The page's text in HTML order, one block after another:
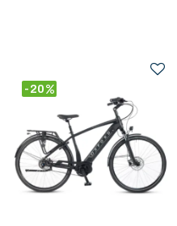
-20